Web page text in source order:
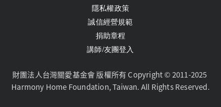
隱私權政策
誠信經營規範
捐助章程
講師/友團登入
財團法人台灣關愛基金會 版權所有 Copyright © 2011-2025
Harmony Home Foundation, Taiwan. All Rights Reserved.